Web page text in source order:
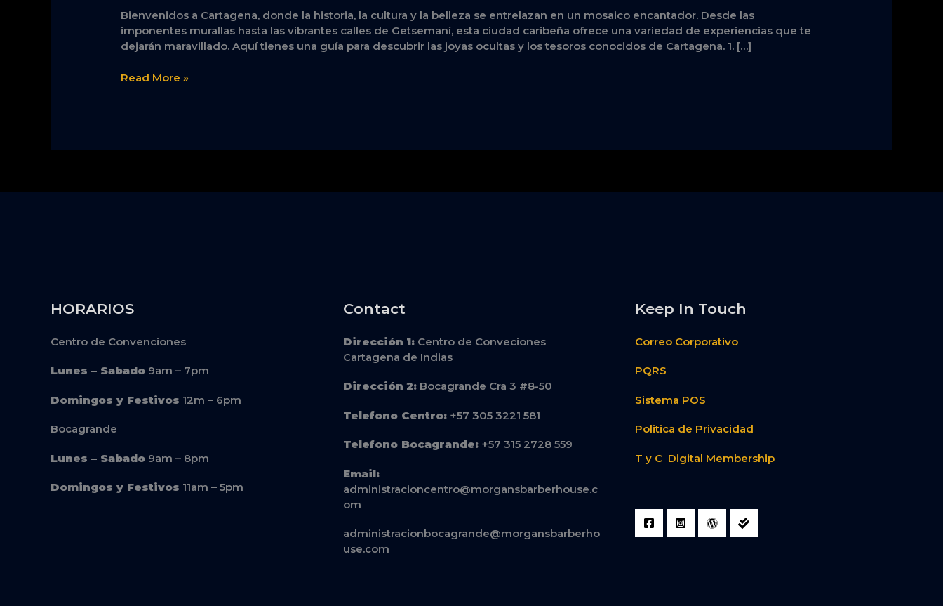
Bienvenidos a Cartagena, donde la historia, la cultura y la belleza se entrelazan en un mosaico encantador. Desde las
imponentes murallas hasta las vibrantes calles de Getsemaní, esta ciudad caribeña ofrece una variedad de experiencias que te
dejarán maravillado. Aquí tienes una guía para descubrir las joyas ocultas y los tesoros conocidos de Cartagena. 1. […]
Experiencias
Inolvidables
en
Ciudad
Read More »
HORARIOS
Centro de Convenciones
Lunes – Sabado 9am – 7pm
Domingos y Festivos 12m – 6pm
Bocagrande
Lunes – Sabado 9am – 8pm
Domingos y Festivos 11am – 5pm
Contact
Dirección 1:Centro de Conveciones
Cartagena de Indias
Dirección 2:Bocagrande Cra 3 #8-50
Telefono Centro:+57 305 3221 581
Telefono Bocagrande:+57 315 2728 559
Email:
administracioncentro@morgansbarberhouse.c
om
administracionbocagrande@morgansbarberho
use.com
Keep In Touch
Correo Corporativo
PQRS
Sistema POS
Politica de Privacidad
T y C Digital Membership